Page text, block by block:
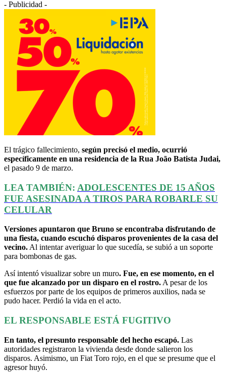
- Publicidad -
El trágico fallecimiento, según precisó el medio, ocurrió
específicamente en una residencia de la Rua João Batista Judai,
el pasado 9 de marzo.
LEA TAMBIÉN: ADOLESCENTES DE 15 AÑOS
FUE ASESINADA A TIROS PARA ROBARLE SU
CELULAR
Versiones apuntaron que Bruno se encontraba disfrutando de
una fiesta, cuando escuchó disparos provenientes de la casa del
vecino. Al intentar averiguar lo que sucedía, se subió a un soporte
para bombonas de gas.
Así intentó visualizar sobre un muro. Fue, en ese momento, en el
que fue alcanzado por un disparo en el rostro. A pesar de los
esfuerzos por parte de los equipos de primeros auxilios, nada se
pudo hacer. Perdió la vida en el acto.
EL RESPONSABLE ESTÁ FUGITIVO
En tanto, el presunto responsable del hecho escapó. Las
autoridades registraron la vivienda desde donde salieron los
disparos. Asimismo, un Fiat Toro rojo, en el que se presume que el
agresor huyó.